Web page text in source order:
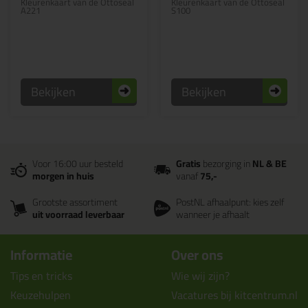
A221
Bekijken
S100
Bekijken
Voor 16:00 uur besteld
morgen in huis
Gratisbezorging inNL & BE
vanaf75,-
Grootste assortiment
uit voorraad leverbaar
PostNL afhaalpunt: kies zelf
wanneer je afhaalt
Informatie
Tips en tricks
Keuzehulpen
Over ons
Wie wij zijn?
Vacatures bij kitcentrum.nl